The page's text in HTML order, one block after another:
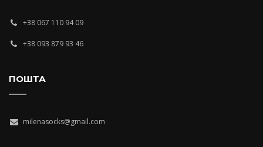
+38 067 110 94 09
+38 093 879 93 46
ПОШТА
milenasocks@gmail.com